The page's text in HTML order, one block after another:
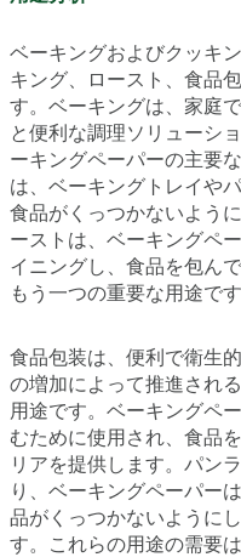
ベーキングおよびクッキ
キング、ロースト、食品
す。ベーキングは、家庭
と便利な調理ソリューシ
ーキングペーパーの主要
は、ベーキングトレイや
食品がくっつかないよう
ーストは、ベーキングペ
イニングし、食品を包ん
もう一つの重要な用途です
食品包装は、便利で衛生
の増加によって推進され
用途です。ベーキングペ
むために使用され、食品
リアを提供します。パン
り、ベーキングペーパー
品がくっつかないように
す。これらの用途の需要